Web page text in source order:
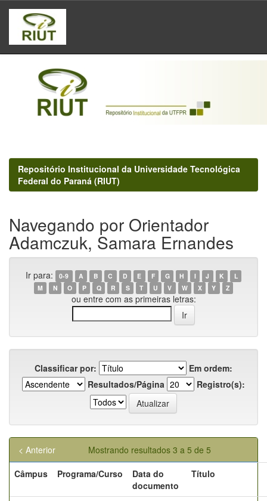
Skip
navigation
Repositório Institucional da Universidade Tecnológica
Federal do Paraná (RIUT)
Navegando por Orientador
Adamczuk, Samara Ernandes
Ir para: 0-9 A B C D E F G H I J K
L
M
N O P Q R S T U V W X Y Z
ou entre com as primeiras letras:
Classificar por:
Em ordem:
Resultados/Página
Registro(s):
Mostrando resultados 3 a 5 de 5
< Anterior
Câmpus
Programa/Curso
Data do
documento
Título